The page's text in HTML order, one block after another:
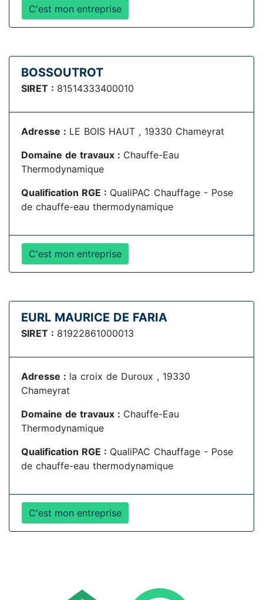
C'est mon entreprise
BOSSOUTROT
SIRET : 81514333400010
Adresse : LE BOIS HAUT , 19330 Chameyrat
Domaine de travaux : Chauffe-Eau
Thermodynamique
Qualification RGE : QualiPAC Chauffage - Pose
de chauffe-eau thermodynamique
C'est mon entreprise
EURL MAURICE DE FARIA
SIRET : 81922861000013
Adresse : la croix de Duroux , 19330
Chameyrat
Domaine de travaux : Chauffe-Eau
Thermodynamique
Qualification RGE : QualiPAC Chauffage - Pose
de chauffe-eau thermodynamique
C'est mon entreprise